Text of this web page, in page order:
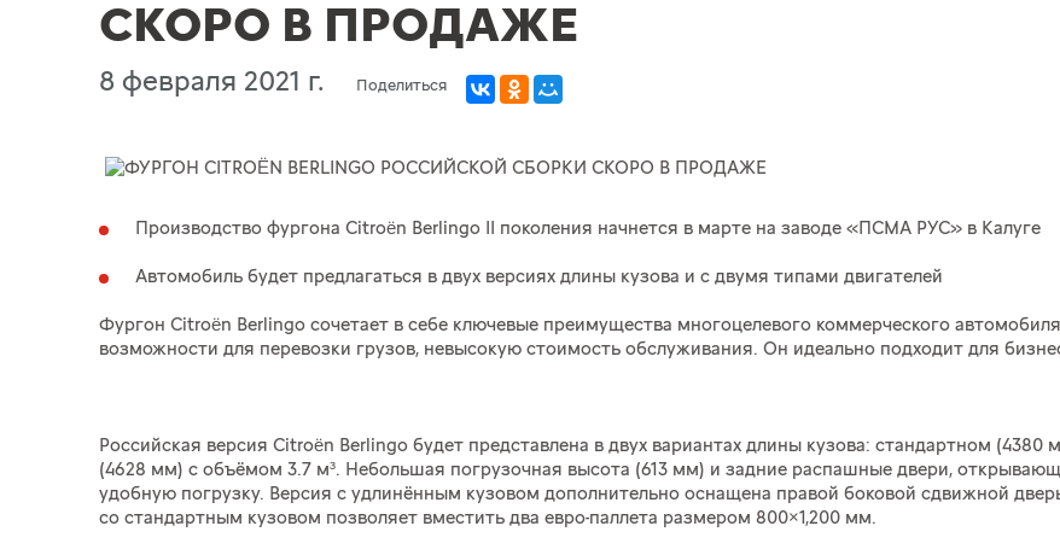
СКОРО В ПРОДАЖЕ
8 февраля 2021 г. Поделиться
Производство фургона Citroën Berlingo II поколения начнется в марте на заводе «ПСМА РУС» в Калуге
Автомобиль будет предлагаться в двух версиях длины кузова и с двумя типами двигателей
Фургон Citroën Berlingo сочетает в себе ключевые преимущества многоцелевого коммерческого
возможности для перевозки грузов, невысокую стоимость обслуживания. Он идеально подходит для
Российская версия Citroën Berlingo будет представлена в двух вариантах длины кузова: стандартном
(4628 мм) с объёмом 3.7 м³. Небольшая погрузочная высота (613 мм) и задние распашные двери,
удобную погрузку. Версия с удлинённым кузовом дополнительно оснащена правой боковой сдвижной
со стандартным кузовом позволяет вместить два евро-паллета размером 800×1,200 мм.